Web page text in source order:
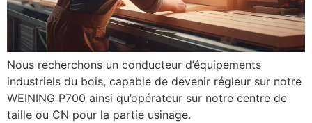
Nous recherchons un conducteur d’équipements
industriels du bois, capable de devenir régleur sur notre
WEINING P700 ainsi qu’opérateur sur notre centre de
taille ou CN pour la partie usinage.